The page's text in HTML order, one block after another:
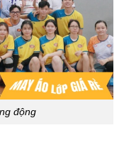
động